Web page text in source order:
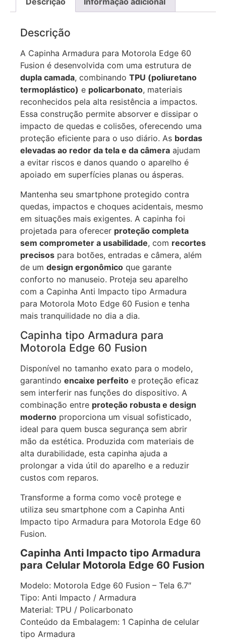
Descrição
A Capinha Armadura para Motorola Edge 60
Fusion é desenvolvida com uma estrutura de
dupla camada, combinando TPU (poliuretano
termoplástico) e policarbonato, materiais
reconhecidos pela alta resistência a impactos.
Essa construção permite absorver e dissipar o
impacto de quedas e colisões, oferecendo uma
proteção eficiente para o uso diário. As bordas
elevadas ao redor da tela e da câmera ajudam
a evitar riscos e danos quando o aparelho é
apoiado em superfícies planas ou ásperas.
Mantenha seu smartphone protegido contra
quedas, impactos e choques acidentais, mesmo
em situações mais exigentes. A capinha foi
projetada para oferecer proteção completa
sem comprometer a usabilidade, com recortes
precisos para botões, entradas e câmera, além
de um design ergonômico que garante
conforto no manuseio. Proteja seu aparelho
com a Capinha Anti Impacto tipo Armadura
para Motorola Moto Edge 60 Fusion e tenha
mais tranquilidade no dia a dia.
Capinha tipo Armadura para
Motorola Edge 60 Fusion
Disponível no tamanho exato para o modelo,
garantindo encaixe perfeito e proteção eficaz
sem interferir nas funções do dispositivo. A
combinação entre proteção robusta e design
moderno proporciona um visual sofisticado,
ideal para quem busca segurança sem abrir
mão da estética. Produzida com materiais de
alta durabilidade, esta capinha ajuda a
prolongar a vida útil do aparelho e a reduzir
custos com reparos.
Transforme a forma como você protege e
utiliza seu smartphone com a Capinha Anti
Impacto tipo Armadura para Motorola Edge 60
Fusion.
Capinha Anti Impacto tipo Armadura
para Celular Motorola Edge 60 Fusion
Modelo: Motorola Edge 60 Fusion – Tela 6.7″
Tipo: Anti Impacto / Armadura
Material: TPU / Policarbonato
Conteúdo da Embalagem: 1 Capinha de celular
tipo Armadura